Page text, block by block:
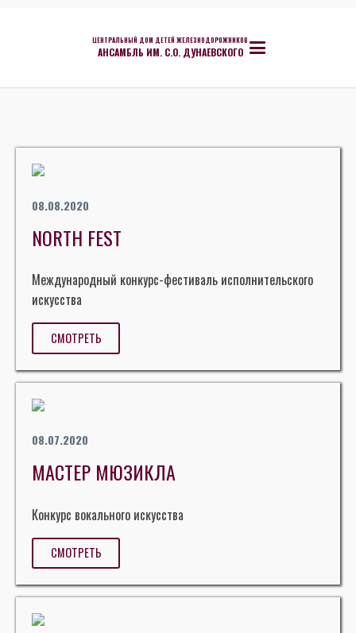
ЦЕНТРАЛЬНЫЙ ДОМ ДЕТЕЙ ЖЕЛЕЗНОДОРОЖНИКОВ
АНСАМБЛЬ ИМ. С.О. ДУНАЕВСКОГО
08.08.2020
NORTH FEST
Международный конкурс-фестиваль исполнительского
искусства
СМОТРЕТЬ
08.07.2020
МАСТЕР МЮЗИКЛА
Конкурс вокального искусства
СМОТРЕТЬ